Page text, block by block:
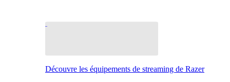
Découvre les équipements de streaming de Razer